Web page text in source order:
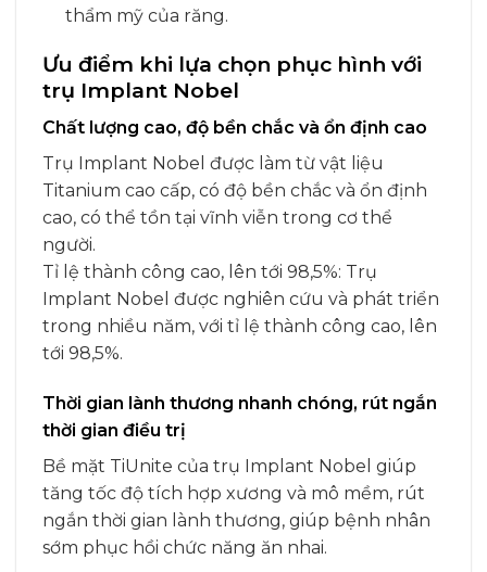
thẩm mỹ của răng.
Ưu điểm khi lựa chọn phục hình với
trụ Implant Nobel
Chất lượng cao, độ bền chắc và ổn định cao
Trụ Implant Nobel được làm từ vật liệu
Titanium cao cấp, có độ bền chắc và ổn định
cao, có thể tồn tại vĩnh viễn trong cơ thể
người.
Tỉ lệ thành công cao, lên tới 98,5%: Trụ
Implant Nobel được nghiên cứu và phát triển
trong nhiều năm, với tỉ lệ thành công cao, lên
tới 98,5%.
Thời gian lành thương nhanh chóng, rút ngắn
thời gian điều trị
Bề mặt TiUnite của trụ Implant Nobel giúp
tăng tốc độ tích hợp xương và mô mềm, rút
ngắn thời gian lành thương, giúp bệnh nhân
sớm phục hồi chức năng ăn nhai.